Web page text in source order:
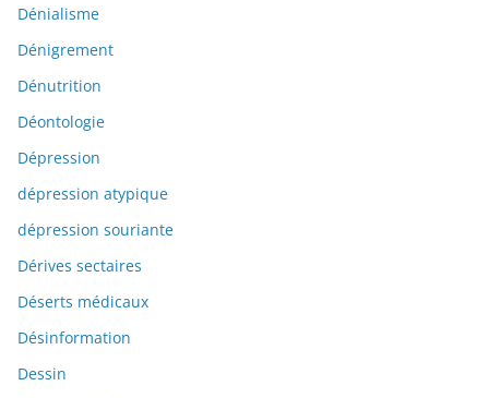
Dénialisme
Dénigrement
Dénutrition
Déontologie
Dépression
dépression atypique
dépression souriante
Dérives sectaires
Déserts médicaux
Désinformation
Dessin